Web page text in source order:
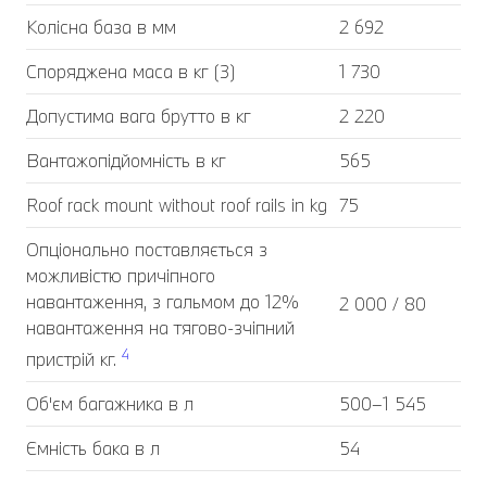
Колісна база в мм
2 692
Споряджена маса в кг (3)
1 730
Допустима вага брутто в кг
2 220
Вантажопідйомність в кг
565
Roof rack mount without roof rails in kg 75
Опціонально поставляється з
можливістю причіпного
навантаження, з гальмом до 12%
навантаження на тягово-зчіпний
пристрій кг. 4
2 000 / 80
Об'єм багажника в л
500–1 545
Ємність бака в л
54